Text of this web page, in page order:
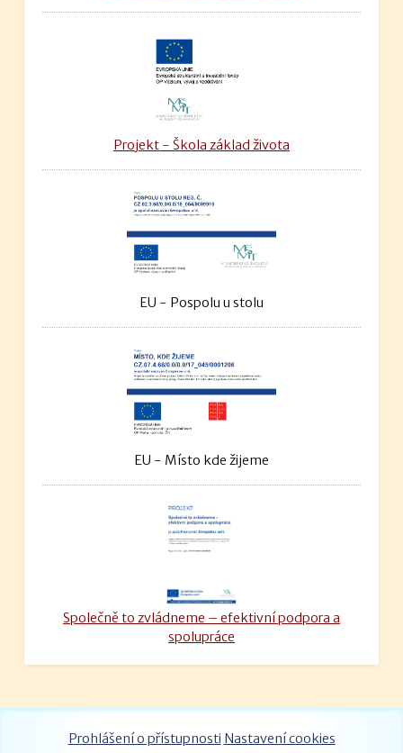
Projekt - Škola základ života
EU - Pospolu u stolu
EU - Místo kde žijeme
Společně to zvládneme – efektivní podpora a
spolupráce
Prohlášení o přístupnosti Nastavení cookies